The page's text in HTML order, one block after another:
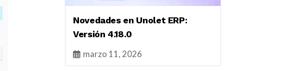
Novedades en Unolet ERP:
Versión 4.18.0
marzo 11, 2026